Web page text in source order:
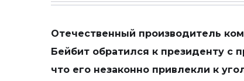
Отечественный производитель
Бейбит обратился к президенту с
что его незаконно привлекли к